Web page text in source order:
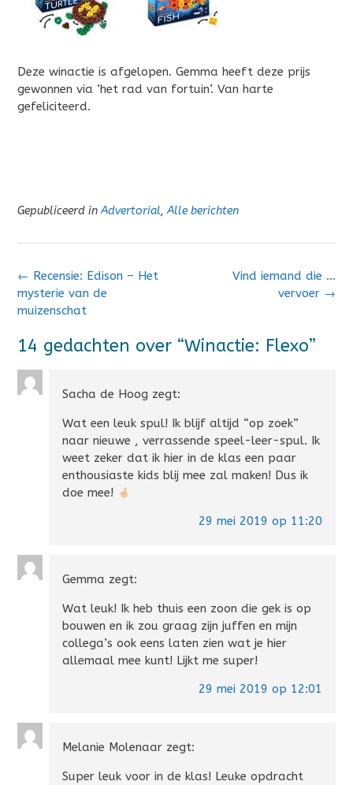
Deze winactie is afgelopen. Gemma heeft deze prijs
gewonnen via ‘het rad van fortuin’. Van harte
gefeliciteerd.
Gepubliceerd inAdvertorial,Alle berichten
Bericht
navigatie
Vind iemand die …
vervoer →
← Recensie: Edison – Het
mysterie van de
muizenschat
14 gedachten over “Winactie: Flexo”
Sacha de Hoog zegt:
Wat een leuk spul! Ik blijf altijd “op zoek”
naar nieuwe , verrassende speel-leer-spul. Ik
weet zeker dat ik hier in de klas een paar
enthousiaste kids blij mee zal maken! Dus ik
doe mee!
29 mei 2019 op 11:20
Gemma zegt:
Wat leuk! Ik heb thuis een zoon die gek is op
bouwen en ik zou graag zijn juffen en mijn
collega’s ook eens laten zien wat je hier
allemaal mee kunt! Lijkt me super!
29 mei 2019 op 12:01
Melanie Molenaar zegt:
Super leuk voor in de klas! Leuke opdracht